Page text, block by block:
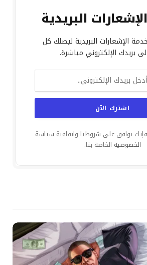
البريدية
الإشعارات البريدية ليصلك كل
بريدك الإلكتروني مباشرة.
توافق على شروطنا واتفاقية سياسة
الخصوصية الخاصة بنا.